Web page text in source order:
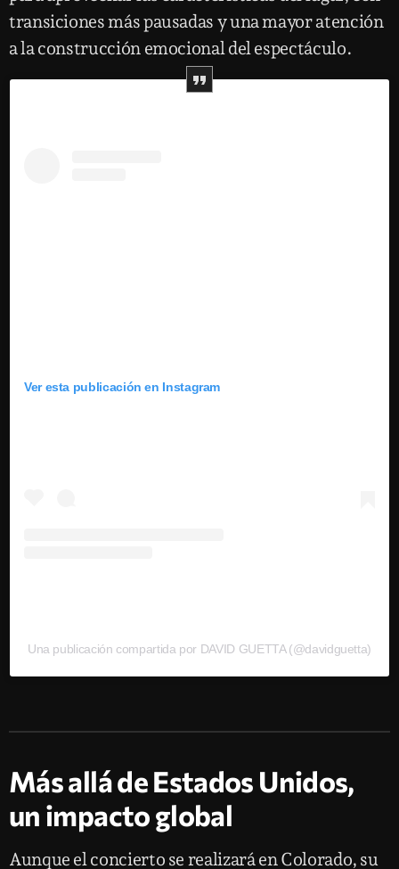
transiciones más pausadas y una mayor atención
a la construcción emocional del espectáculo.
Ver esta publicación en Instagram
Una publicación compartida por DAVID GUETTA (@davidguetta)
Más allá de Estados Unidos,
un impacto global
Aunque el concierto se realizará en Colorado, su